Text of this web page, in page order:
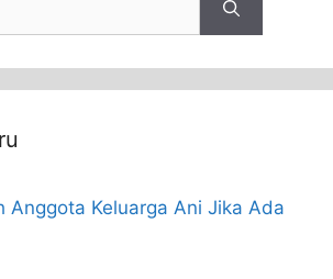
Anggota Keluarga Ani Jika Ada